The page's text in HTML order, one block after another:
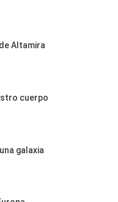
Altamira
cuerpo
galaxia